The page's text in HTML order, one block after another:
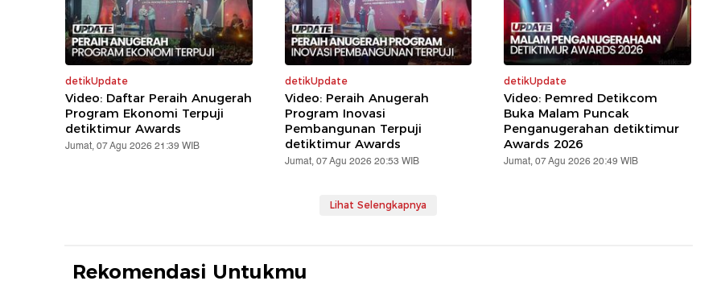
detikUpdate
Video: Daftar Peraih Anugerah
Program Ekonomi Terpuji
detiktimur Awards
Jumat, 07 Agu 2026 21:39 WIB
detikUpdate
Video: Peraih Anugerah
Program Inovasi
Pembangunan Terpuji
detiktimur Awards
Jumat, 07 Agu 2026 20:53 WIB
detikUpdate
Video: Pemred Detikcom
Buka Malam Puncak
Penganugerahan detiktimur
Awards 2026
Jumat, 07 Agu 2026 20:49 WIB
Lihat Selengkapnya
Rekomendasi Untukmu